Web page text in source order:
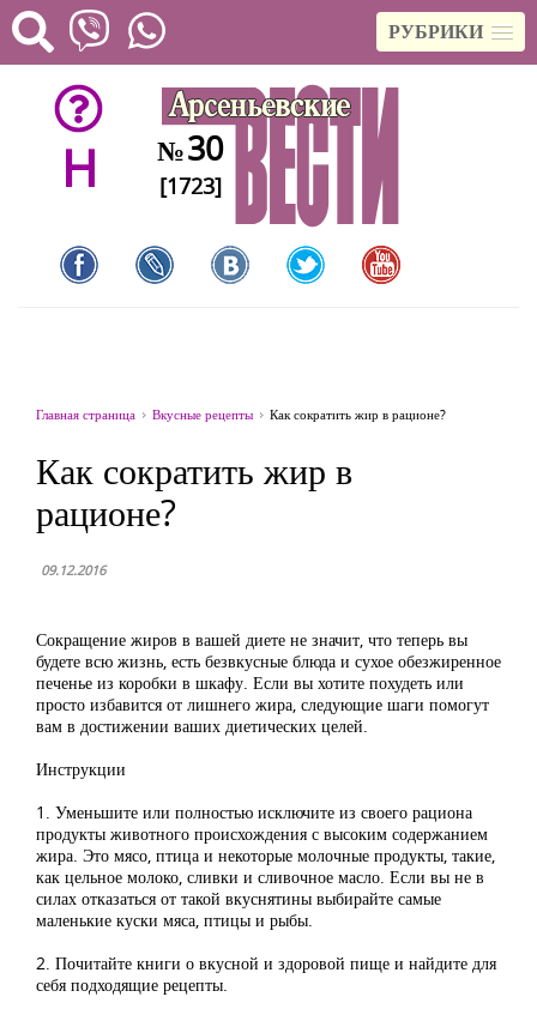
РУБРИКИ
H №30
[1723]
Главная страница Вкусные рецепты Как сократить жир в рационе?
Как сократить жир в
рационе?
09.12.2016
Сокращение жиров в вашей диете не значит, что теперь вы
будете всю жизнь, есть безвкусные блюда и сухое обезжиренное
печенье из коробки в шкафу. Если вы хотите похудеть или
просто избавится от лишнего жира, следующие шаги помогут
вам в достижении ваших диетических целей.
Инструкции
1. Уменьшите или полностью исключите из своего рациона
продукты животного происхождения с высоким содержанием
жира. Это мясо, птица и некоторые молочные продукты, такие,
как цельное молоко, сливки и сливочное масло. Если вы не в
силах отказаться от такой вкуснятины выбирайте самые
маленькие куски мяса, птицы и рыбы.
2. Почитайте книги о вкусной и здоровой пище и найдите для
себя подходящие рецепты.